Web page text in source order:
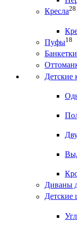
Кресла28
Пуфы18
Банкетки
Детские
Диваны